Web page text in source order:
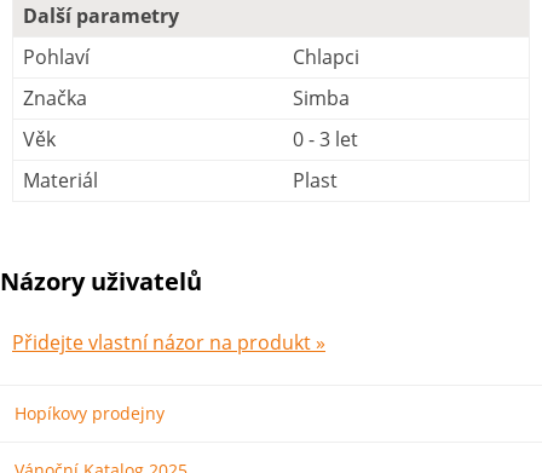
Další parametry
Pohlaví
Chlapci
Značka
Simba
Věk
0 - 3 let
Materiál
Plast
Názory uživatelů
Přidejte vlastní názor na produkt »
Hopíkovy prodejny